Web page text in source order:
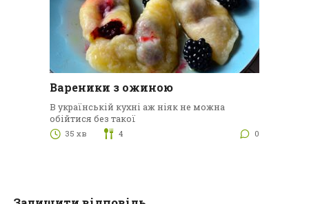
Вареники з ожиною
В українській кухні аж ніяк не можна
обійтися без такої
35 хв 4 0